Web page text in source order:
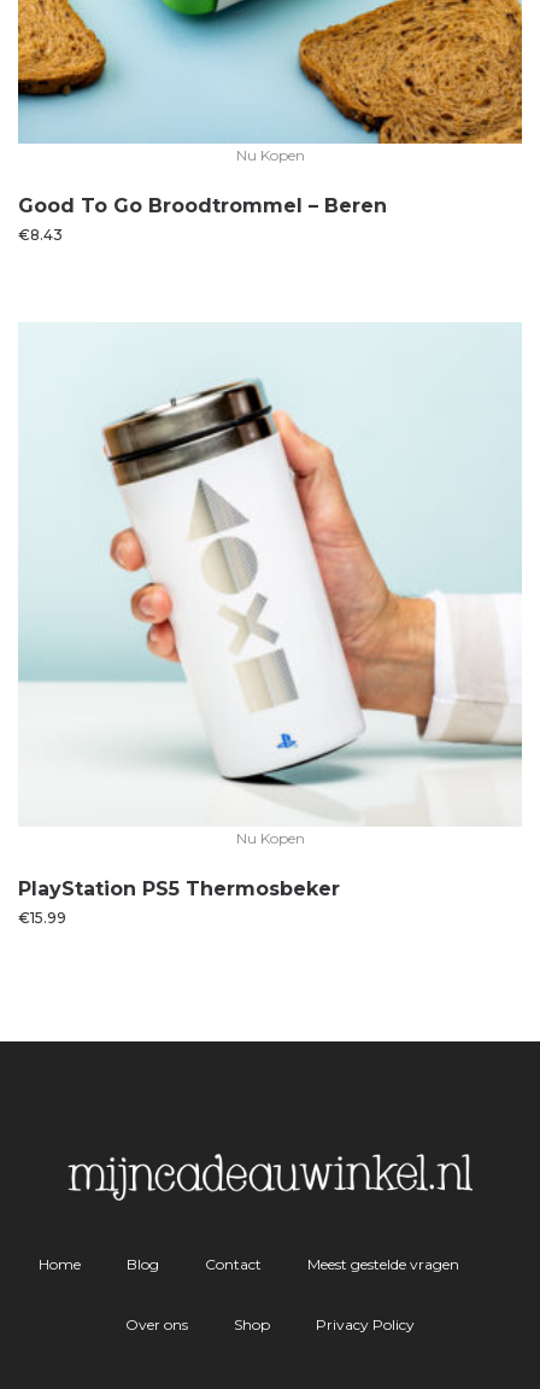
Nu Kopen
Good To Go Broodtrommel – Beren
€8.43
Nu Kopen
PlayStation PS5 Thermosbeker
€15.99
Home Blog Contact Meest gestelde vragen
Over ons Shop Privacy Policy